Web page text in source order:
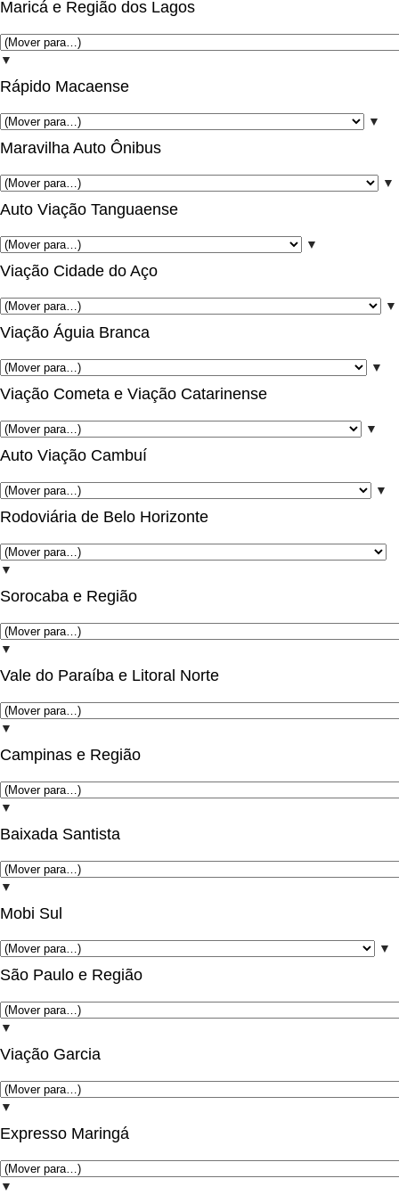
Maricá e Região dos Lagos
▼
Rápido Macaense
▼
Maravilha Auto Ônibus
▼
Auto Viação Tanguaense
▼
Viação Cidade do Aço
▼
Viação Águia Branca
▼
Viação Cometa e Viação Catarinense
▼
Auto Viação Cambuí
▼
Rodoviária de Belo Horizonte
▼
Sorocaba e Região
▼
Vale do Paraíba e Litoral Norte
▼
Campinas e Região
▼
Baixada Santista
▼
Mobi Sul
▼
São Paulo e Região
▼
Viação Garcia
▼
Expresso Maringá
▼